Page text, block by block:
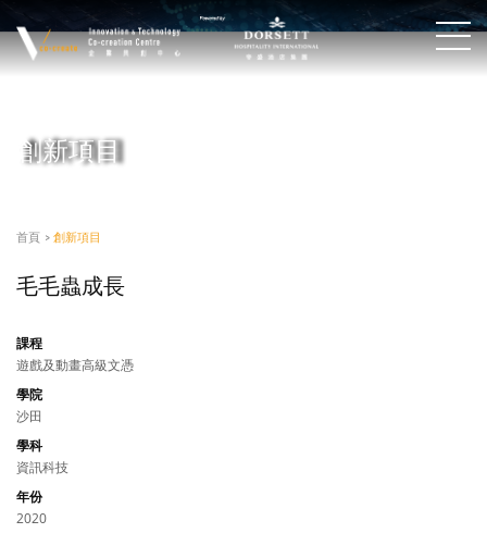
創新項目
首頁 > 創新項目
毛毛蟲成長
課程
遊戲及動畫高級文憑
學院
沙田
學科
資訊科技
年份
2020